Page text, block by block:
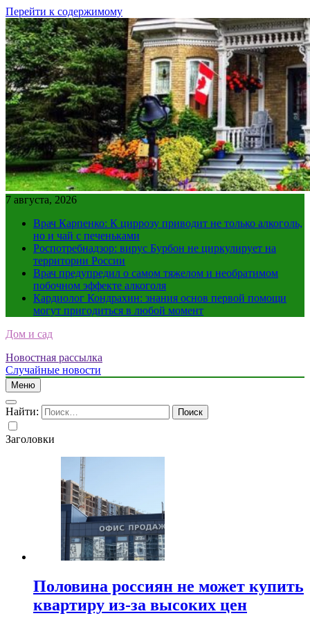
Перейти к содержимому
7 августа, 2026
Врач Карпенко: К циррозу приводит не только алкоголь,
но и чай с печеньками
Роспотребнадзор: вирус Бурбон не циркулирует на
территории России
Врач предупредил о самом тяжелом и необратимом
побочном эффекте алкоголя
Кардиолог Кондрахин: знания основ первой помощи
могут пригодиться в любой момент
Дом и сад
Новостная рассылка
Случайные новости
Меню
Найти:
Заголовки
Половина россиян не может купить
квартиру из-за высоких цен